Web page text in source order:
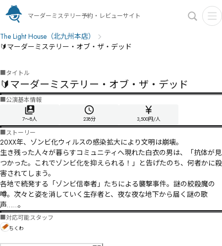
マーダーミステリー予約・レビューサイト
The Light House（北九州本店）
🔰マーダーミステリー・オブ・ザ・デッド
■タイトル
🔰マーダーミステリー・オブ・ザ・デッド
■公演基本情報
7〜8人 238分 3,500円/人
■ストーリー
20XX年、ゾンビ化ウィルスの感染拡大により文明は崩壊。
生き残った人々が暮らすコミュニティへ現れた白衣の男は、「抗体が見
つかった。これでゾンビ化を抑えられる！」と告げたのち、何者かに殺
害されてしまう。
各地で続発する「ゾンビ信奉者」たちによる襲撃事件。謎の絞殺魔の
噂。次々と姿を消していく生存者と、夜な夜な地下から届く謎の歌
声……。
■対応可能スタッフ
ちくわ